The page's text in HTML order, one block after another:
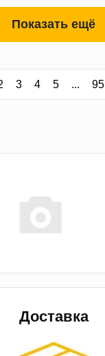
Показать ещё
3 4 5 ... 95
Доставка